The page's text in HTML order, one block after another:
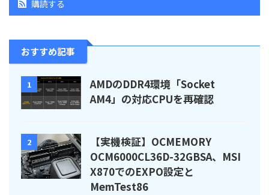
購読する
おすすめ記事
1
AMDのDDR4環境「Socket
AM4」の対応CPUを再確認
2
【実機検証】OCMEMORY
OCM6000CL36D-32GBSA、MSI
X870でのEXPO設定と
MemTest86